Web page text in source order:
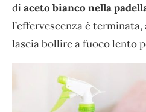
diaceto bianco nella
l’effervescenza è
lascia bollire a fuoco lento